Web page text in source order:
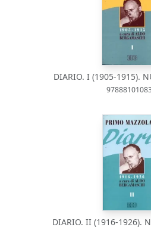
DIARIO. I (1905-1915).
DIARIO. II (1916-1926).